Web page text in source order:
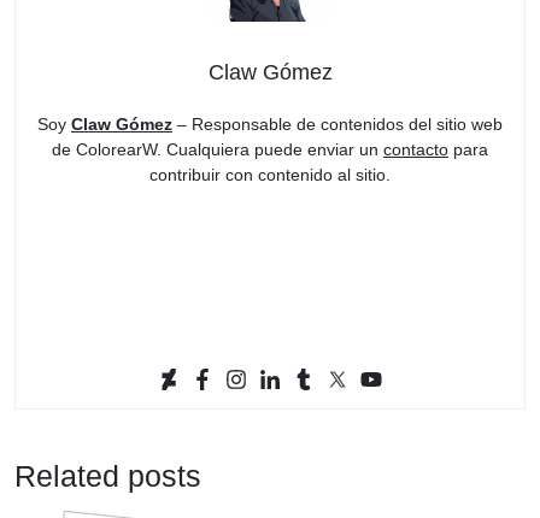
Claw Gómez
Soy Claw Gómez – Responsable de contenidos del sitio web
de ColorearW. Cualquiera puede enviar un contacto para
contribuir con contenido al sitio.
Related posts